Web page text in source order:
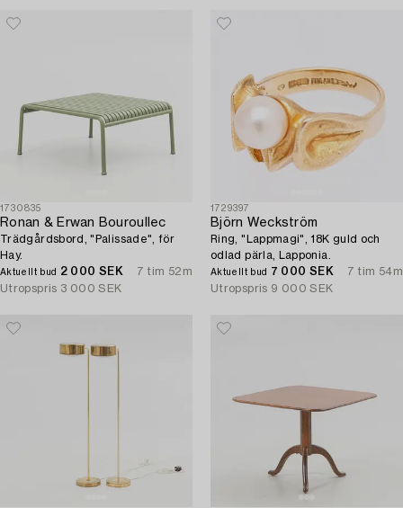
1730835
Ronan & Erwan Bouroullec
Trädgårdsbord, "Palissade", för
Hay.
Aktuellt bud 2 000 SEK
7 tim 52m
Utropspris 3 000 SEK
1729397
Björn Weckström
Ring, "Lappmagi", 18K guld och
odlad pärla, Lapponia.
Aktuellt bud 7 000 SEK
7 tim 54m
Utropspris 9 000 SEK